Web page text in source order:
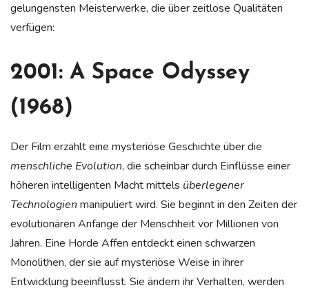
gelungensten Meisterwerke, die über zeitlose Qualitäten
verfügen:
2001: A Space Odyssey
(1968)
Der Film erzählt eine mysteriöse Geschichte über die
menschliche Evolution, die scheinbar durch Einflüsse einer
höheren intelligenten Macht mittels überlegener
Technologien manipuliert wird. Sie beginnt in den Zeiten der
evolutionären Anfänge der Menschheit vor Millionen von
Jahren. Eine Horde Affen entdeckt einen schwarzen
Monolithen, der sie auf mysteriöse Weise in ihrer
Entwicklung beeinflusst. Sie ändern ihr Verhalten, werden